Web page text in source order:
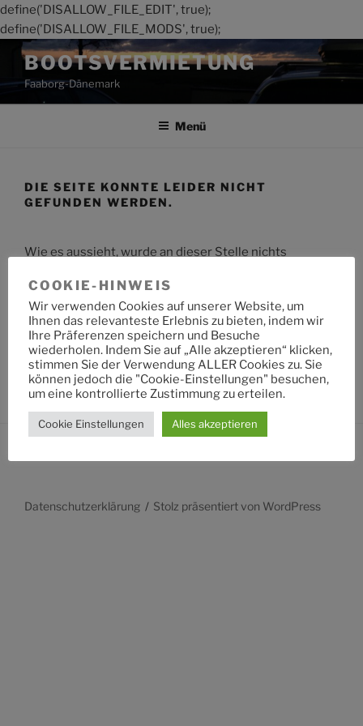
define('DISALLOW_FILE_EDIT', true);
define('DISALLOW_FILE_MODS', true);
Zum
Inhalt
springen
BOOTSVERMIETUNG
Faaborg-Dänemark
Menü
DIE SEITE KONNTE LEIDER NICHT
GEFUNDEN WERDEN.
Wie es aussieht, wurde an dieser Stelle nichts
Suche
nach:
Datenschutzerklärung Stolz präsentiert von WordPress
COOKIE-HINWEIS
Wir verwenden Cookies auf unserer Website, um
Ihnen das relevanteste Erlebnis zu bieten, indem wir
Ihre Präferenzen speichern und Besuche
wiederholen. Indem Sie auf „Alle akzeptieren“ klicken,
stimmen Sie der Verwendung ALLER Cookies zu. Sie
können jedoch die "Cookie-Einstellungen" besuchen,
um eine kontrollierte Zustimmung zu erteilen.
Cookie Einstellungen Alles akzeptieren